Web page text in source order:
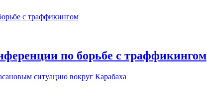
по борьбе с траффикингом